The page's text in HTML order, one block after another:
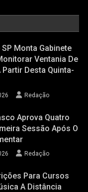
Monta Gabinete
Ventania De
Desta Quinta-
Redação
Aprova Quatro
Sessão Após O
Redação
Para Cursos
A Distância